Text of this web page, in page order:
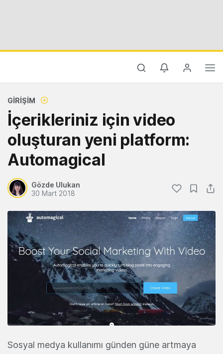
GIRIŞIM
İçerikleriniz için video
oluşturan yeni platform:
Automagical
Gözde Ulukan
30 Mart 2018
Sosyal medya kullanımı günden güne artmaya